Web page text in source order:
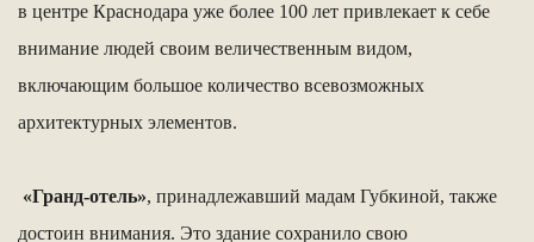
в центре Краснодара уже более 100 лет привлекает к себе
внимание людей своим величественным видом,
включающим большое количество всевозможных
архитектурных элементов.
«Гранд-отель», принадлежавший мадам Губкиной, также
достоин внимания. Это здание сохранило свою